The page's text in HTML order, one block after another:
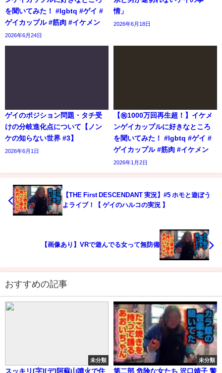
を聞いてみた！ #lgbtq #ゲイ #
ゲイカップル #筋肉 #イケメン
2026年6月24日
情」
2026年6月18日
ゲイのポジション問題・タチ受
けの分岐進化点について【ノン
ケの知らない世界 #3】
2026年6月1日
【㊗️1000万回再生超！】イケメ
ンゲイカップルに好きなところ
を聞いてみた！ #lgbtq #ゲイ #
ゲイカップル #筋肉 #イケメン
2026年1月2日
【THE First DESCENDANT 実況】#5 ホモと遊ぼう
よライブ！【 ゲイのハルコの実況 】
【画像あり】VRで遊んでる女って無防備
おすすめの記事
未分類
スッキリ[字][デ]阿蘇山噴火で住
未分類
第二部 危険な女たち 沢口靖子 警